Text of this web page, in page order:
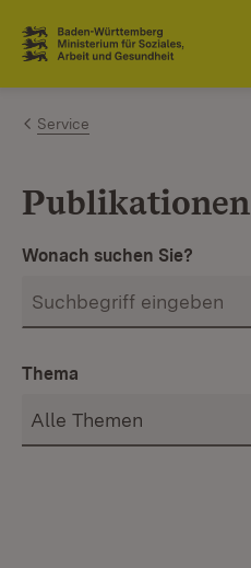
Zum Inhalt springen
Link zur Startseite
Service
Publikationen
Wonach suchen Sie?
Thema